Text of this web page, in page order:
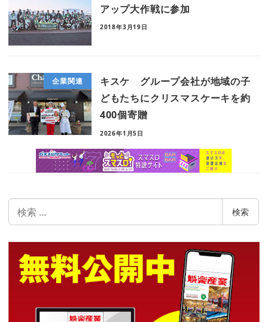
アップ大作戦に参加
2018年3月19日
企業関連
キスケ グループ会社が地域の子
どもたちにクリスマスケーキを約
400個寄贈
2026年1月5日
索
検索